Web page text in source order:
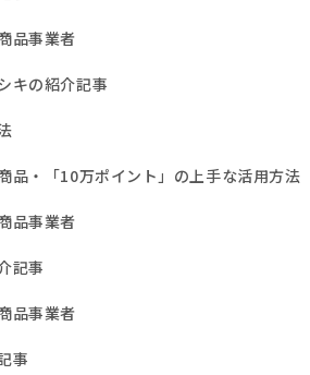
品事業者
キの紹介記事
品・「10万ポイント」の上手な活用方法
品事業者
記事
品事業者
事